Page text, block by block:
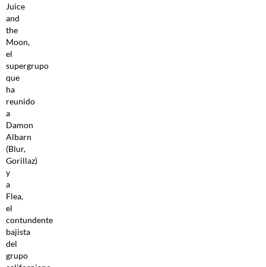
Juice
and
the
Moon,
el
supergrupo
que
ha
reunido
a
Damon
Albarn
(Blur,
Gorillaz)
y
a
Flea,
el
contundente
bajista
del
grupo